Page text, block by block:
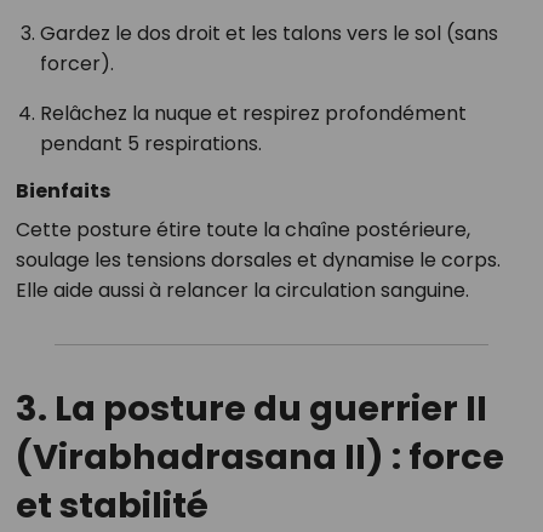
Gardez le dos droit et les talons vers le sol (sans
forcer).
Relâchez la nuque et respirez profondément
pendant 5 respirations.
Bienfaits
Cette posture étire toute la chaîne postérieure,
soulage les tensions dorsales et dynamise le corps.
Elle aide aussi à relancer la circulation sanguine.
3. La posture du guerrier II
(Virabhadrasana II) : force
et stabilité